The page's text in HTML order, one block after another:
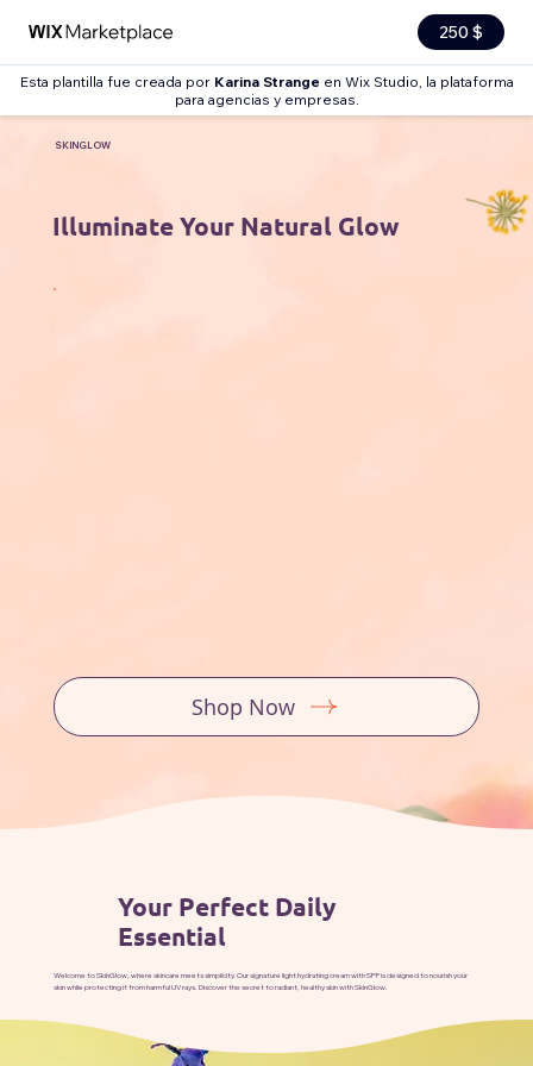
250 $
Esta plantilla fue creada por Karina Strange en Wix Studio, la plataforma
para agencias y empresas.